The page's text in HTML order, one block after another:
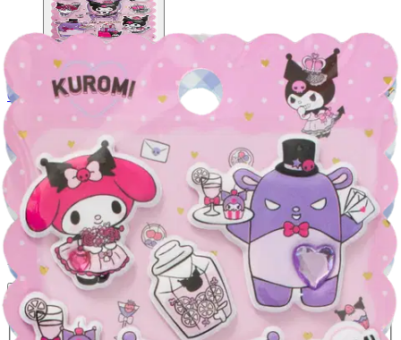
Comansi
Comansi pehmotarrat Kuromi
6,76 €
Asiakasomistajahinta
Hinta ilman S-Etukorttia:
7,95 €
Verkkokaupan hinta
Valitse toimitustapa